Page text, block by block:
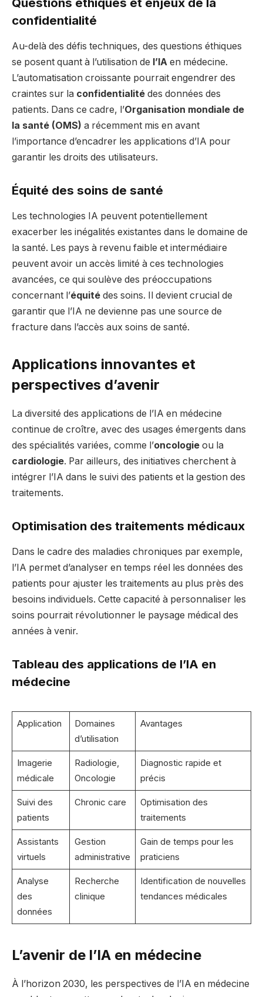
confidentialité
Au-delà des défis techniques, des questions éthiques
se posent quant à l’utilisation de l’IA en médecine.
L’automatisation croissante pourrait engendrer des
craintes sur la confidentialité des données des
patients. Dans ce cadre, l’Organisation mondiale de
la santé (OMS) a récemment mis en avant
l’importance d’encadrer les applications d’IA pour
garantir les droits des utilisateurs.
Équité des soins de santé
Les technologies IA peuvent potentiellement
exacerber les inégalités existantes dans le domaine de
la santé. Les pays à revenu faible et intermédiaire
peuvent avoir un accès limité à ces technologies
avancées, ce qui soulève des préoccupations
concernant l’équité des soins. Il devient crucial de
garantir que l’IA ne devienne pas une source de
fracture dans l’accès aux soins de santé.
Applications innovantes et
perspectives d’avenir
La diversité des applications de l’IA en médecine
continue de croître, avec des usages émergents dans
des spécialités variées, comme l’oncologie ou la
cardiologie. Par ailleurs, des initiatives cherchent à
intégrer l’IA dans le suivi des patients et la gestion des
traitements.
Optimisation des traitements médicaux
Dans le cadre des maladies chroniques par exemple,
l’IA permet d’analyser en temps réel les données des
patients pour ajuster les traitements au plus près des
besoins individuels. Cette capacité à personnaliser les
soins pourrait révolutionner le paysage médical des
années à venir.
Tableau des applications de l’IA en
médecine
Application
Domaines
d’utilisation
Avantages
Imagerie
médicale
Radiologie,
Oncologie
Diagnostic rapide et
précis
Suivi des
patients
Chronic care
Optimisation des
traitements
Assistants
virtuels
Gestion
administrative
Gain de temps pour les
praticiens
Analyse
des
données
Recherche
clinique
Identification de nouvelles
tendances médicales
L’avenir de l’IA en médecine
À l’horizon 2030, les perspectives de l’IA en médecine